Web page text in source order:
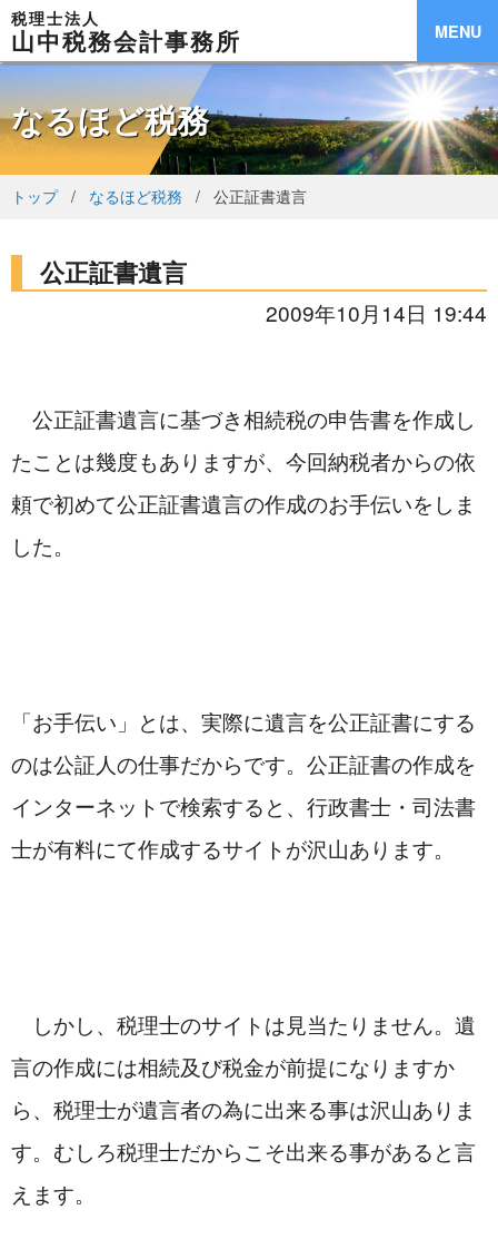
MENU
税理士法人
山中税務会計事務所
なるほど税務
トップ なるほど税務 公正証書遺言
公正証書遺言
2009年10月14日 19:44
公正証書遺言に基づき相続税の申告書を作成し
たことは幾度もありますが、今回納税者からの依
頼で初めて公正証書遺言の作成のお手伝いをしま
した。
「お手伝い」とは、実際に遺言を公正証書にする
のは公証人の仕事だからです。公正証書の作成を
インターネットで検索すると、行政書士・司法書
士が有料にて作成するサイトが沢山あります。
しかし、税理士のサイトは見当たりません。遺
言の作成には相続及び税金が前提になりますか
ら、税理士が遺言者の為に出来る事は沢山ありま
す。むしろ税理士だからこそ出来る事があると言
えます。